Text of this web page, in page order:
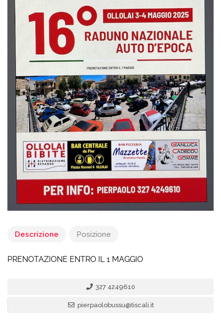
Descrizione Posizione
PRENOTAZIONE ENTRO IL 1 MAGGIO
327 4249610
pierpaolobussu@tiscali.it